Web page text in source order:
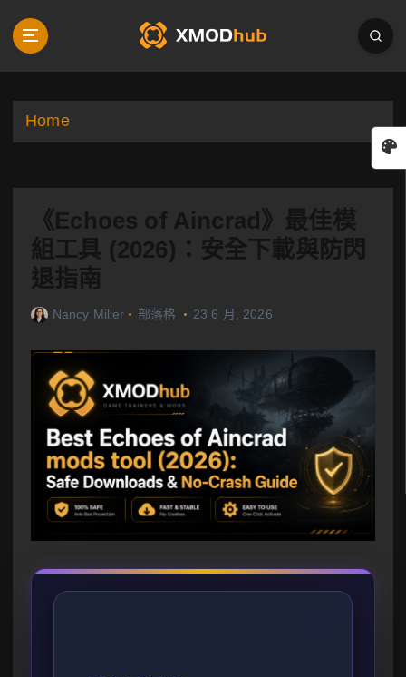
p
Home
《Echoes of Aincrad》最佳模
組工具 (2026)：安全下載與防閃
退指南
Nancy Miller 部落格 23 6 月, 2026